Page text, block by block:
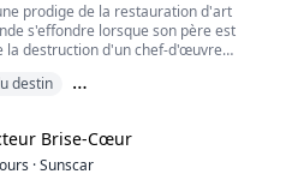
prodige de la restauration d'art
s'effondre lorsque son père est
la destruction d'un chef-d'œuvre
que de se tourner vers Kieran
: sa liberté, en échan...
destin
Brise-Cœur
·Sunscar